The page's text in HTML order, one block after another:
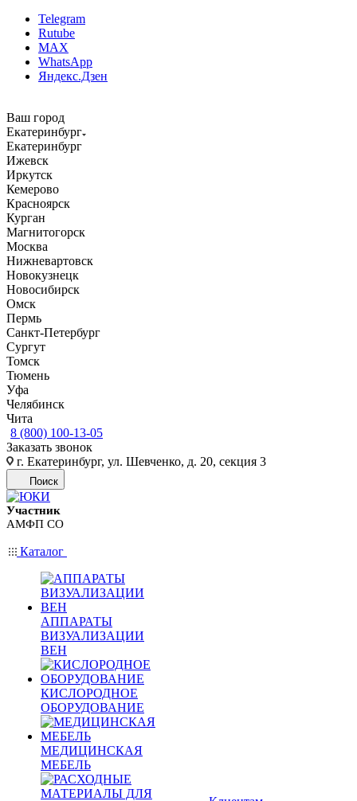
Telegram
Rutube
MAX
WhatsApp
Яндекс.Дзен
Ваш город
Екатеринбург
Екатеринбург
Ижевск
Иркутск
Кемерово
Красноярск
Курган
Магнитогорск
Москва
Нижневартовск
Новокузнецк
Новосибирск
Омск
Пермь
Санкт-Петербург
Сургут
Томск
Тюмень
Уфа
Челябинск
Чита
8 (800) 100-13-05
Заказать звонок
г. Екатеринбург, ул. Шевченко, д. 20, секция 3
Поиск
Участник
АМФП СО
Каталог
АППАРАТЫ
ВИЗУАЛИЗАЦИИ
ВЕН
КИСЛОРОДНОЕ
ОБОРУДОВАНИЕ
МЕДИЦИНСКАЯ
МЕБЕЛЬ